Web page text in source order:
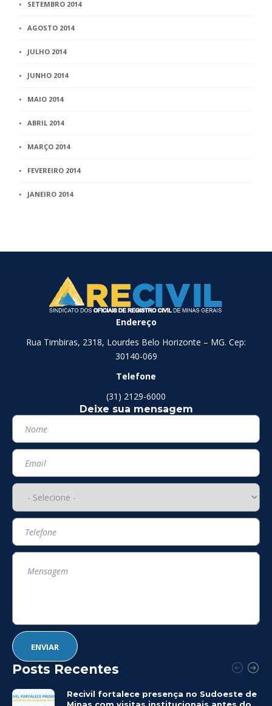
SETEMBRO 2014
AGOSTO 2014
JULHO 2014
JUNHO 2014
MAIO 2014
ABRIL 2014
MARÇO 2014
FEVEREIRO 2014
JANEIRO 2014
Endereço
Rua Timbiras, 2318, Lourdes Belo Horizonte – MG. Cep:
30140-069
Telefone
(31) 2129-6000
Deixe sua mensagem
Posts Recentes
Recivil fortalece presença no Sudoeste de